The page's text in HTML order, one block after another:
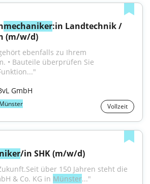
mechaniker:in Landtechnik /
(m/w/d)
ebenfalls zu Ihrem
• Bauteile überprüfen Sie
GmbH
Münster Vollzeit
/in SHK (m/w/d)
über 150 Jahren steht die
& Co. KG in Münster..."